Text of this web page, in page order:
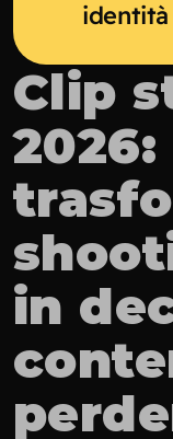
identità
Clip
in